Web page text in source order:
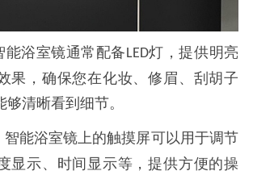
能浴室镜通常配备 LED灯，提供明亮
果，确保您在化妆、修眉、刮胡子
清晰看到细节。
能浴室镜上的触摸屏可以用于调节
显示、时间显示等，提供方便的操